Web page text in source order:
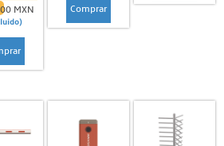
MXN Comprar